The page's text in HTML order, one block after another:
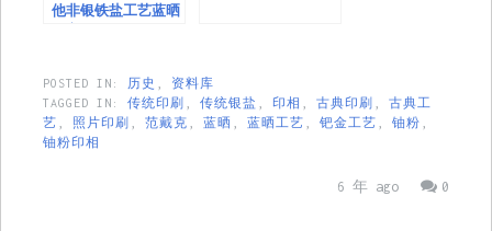
他非银铁盐工艺蓝晒
POSTED IN: 历史
资料库
TAGGED IN: 传统印刷 传统银盐 印相 古典印刷
古典工
艺
照片印刷 范戴克 蓝晒 蓝晒工艺 钯金工艺 铀粉
铀粉印相
0
6 年 ago